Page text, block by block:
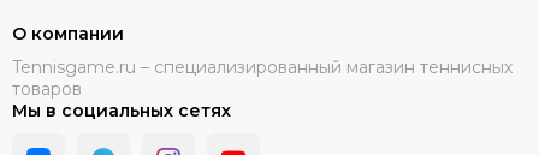
О компании
Tennisgame.ru – специализированный магазин теннисных
товаров
Мы в социальных сетях